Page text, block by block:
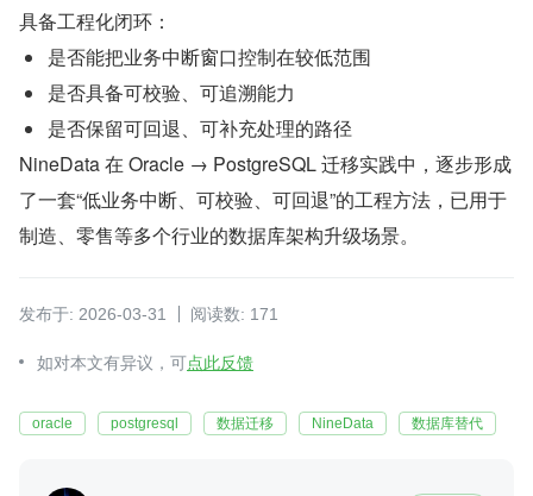
具备工程化闭环：
是否能把业务中断窗口控制在较低范围
是否具备可校验、可追溯能力
是否保留可回退、可补充处理的路径
NineData 在 Oracle → PostgreSQL 迁移实践中，逐步形成
了一套“低业务中断、可校验、可回退”的工程方法，已用于
制造、零售等多个行业的数据库架构升级场景。
发布于: 2026-03-31 阅读数: 171
如对本文有异议，可点此反馈
oracle postgresql 数据迁移 NineData 数据库替代